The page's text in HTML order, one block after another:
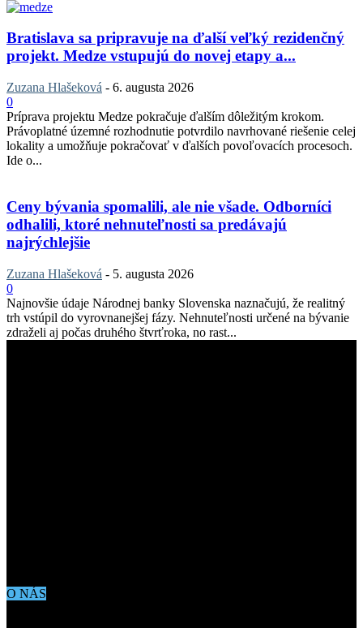
Bratislava sa pripravuje na ďalší veľký rezidenčný
projekt. Medze vstupujú do novej etapy a...
Zuzana Hlašeková - 6. augusta 2026
0
Príprava projektu Medze pokračuje ďalším dôležitým krokom.
Právoplatné územné rozhodnutie potvrdilo navrhované riešenie celej
lokality a umožňuje pokračovať v ďalších povoľovacích procesoch.
Ide o...
Ceny bývania spomalili, ale nie všade. Odborníci
odhalili, ktoré nehnuteľnosti sa predávajú
najrýchlejšie
Zuzana Hlašeková - 5. augusta 2026
0
Najnovšie údaje Národnej banky Slovenska naznačujú, že realitný
trh vstúpil do vyrovnanejšej fázy. Nehnuteľnosti určené na bývanie
zdraželi aj počas druhého štvrťroka, no rast...
O NÁS